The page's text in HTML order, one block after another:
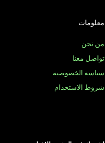
معلومات
من نحن
تواصل معنا
سياسة الخصوصية
شروط الاستخدام